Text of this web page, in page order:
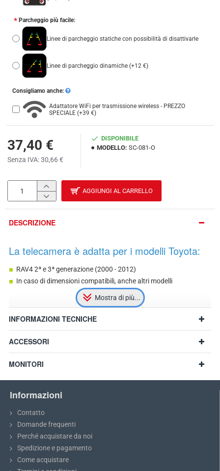
37,40 €
Senza IVA: 30,66 €
DISPONIBILE
MODELLO: SC-081-O
Parcheggio più facile:
Linee di parcheggio statiche con possibilità di disattivarle
Linee di parcheggio dinamiche (+12 €)
Consigliamo anche:
Adattatore WiFi per trasmissione wireless - PREZZO
SPECIALE (+39 €)
AGGIUNGI AL CARRELLO
DESCRIZIONE
La telecamera è adatta per i modelli Toyota:
RAV4 2ª e 3ª generazione (2000 - 2012)
In caso di dimensioni compatibili, anche altri modelli
Raccomandazione:
luce targa e confrontatelo con il modello scelto.
INFORMAZIONI TECNICHE
ACCESSORI
MONITORI
Informazioni
Contatto
Domande frequenti
Perché acquistare da noi
Spedizione e pagamento
Come acquistare